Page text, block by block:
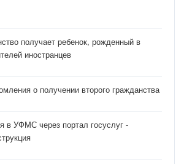
получает ребенок, рожденный в
иностранцев
о получении второго гражданства
в УФМС через портал госуслуг -